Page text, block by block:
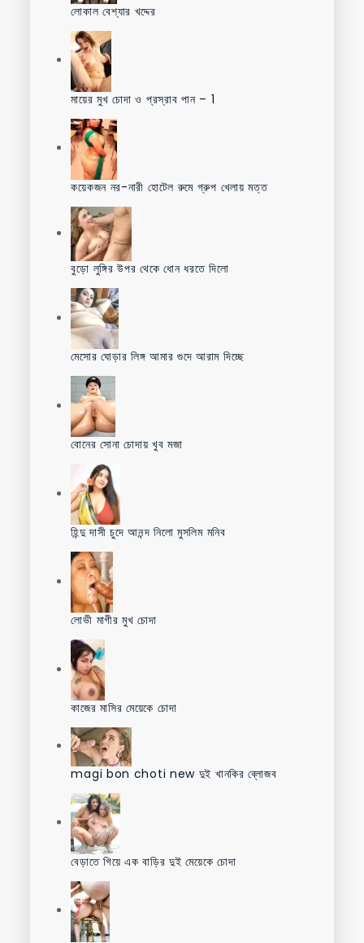
লোকাল বেশ্যার খদ্দের
মায়ের মুখ চোদা ও প্রস্রাব পান – 1
কয়েকজন নর-নারী হোটেল রুমে গ্রুপ খেলায় মত্ত
বুড়ো লুঙ্গির উপর থেকে ধোন ধরতে দিলো
মেসোর ঘোড়ার লিঙ্গ আমার গুদে আরাম দিচ্ছে
বোনের সোনা চোদায় খুব মজা
হিন্দু দাসী চুদে আনন্দ নিলো মুসলিম মনিব
লোভী মাগীর মুখ চোদা
কাজের মাসির মেয়েকে চোদা
magi bon choti new দুই খানকির ব্লোজব
বেড়াতে গিয়ে এক বাড়ির দুই মেয়েকে চোদা